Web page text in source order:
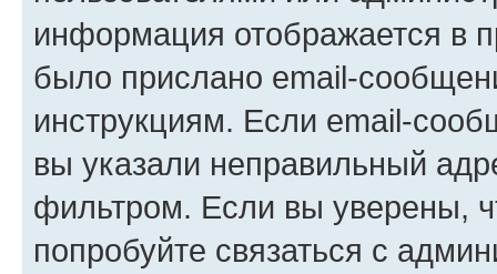
информация отображается в
было прислано email-
инструкциям. Если email-
вы указали неправильный
фильтром. Если вы уверены,
попробуйте связаться с